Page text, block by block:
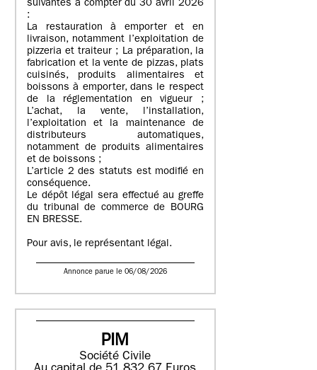
suivantes à compter du 30 avril 2026
:
La restauration à emporter et en
livraison, notamment l’exploitation de
pizzeria et traiteur ; La préparation, la
fabrication et la vente de pizzas, plats
cuisinés, produits alimentaires et
boissons à emporter, dans le respect
de la réglementation en vigueur ;
L’achat, la vente, l’installation,
l’exploitation et la maintenance de
distributeurs automatiques,
notamment de produits alimentaires
et de boissons ;
L’article 2 des statuts est modifié en
conséquence.
Le dépôt légal sera effectué au greffe
du tribunal de commerce de BOURG
EN BRESSE.
Pour avis, le représentant légal.
Annonce parue le 06/08/2026
PIM
Société Civile